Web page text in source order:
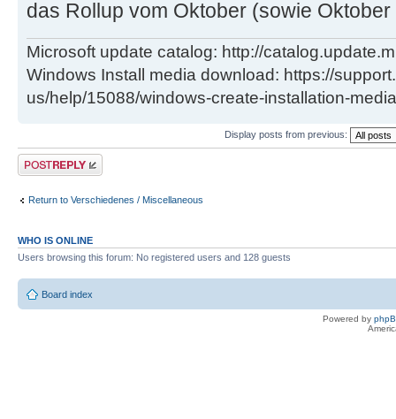
das Rollup vom Oktober (sowie
Microsoft update catalog: http://
Windows Install media download: https://
us/help/15088/windows-create-installation-media
Display posts from previous:
Post a reply
Return to Verschiedenes / Miscellaneous
WHO IS ONLINE
Users browsing this forum: No registered users and 128 guests
Board index
Powered by